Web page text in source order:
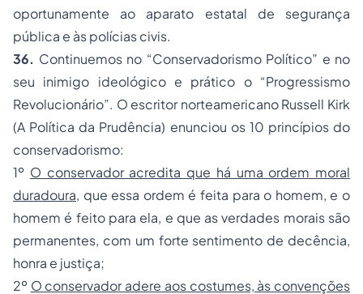
oportunamente ao aparato estatal de segurança
pública e às polícias civis.
36. Continuemos no “Conservadorismo Político” e no
seu inimigo ideológico e prático o “Progressismo
Revolucionário”. O escritor norteamericano Russell Kirk
(A Política da Prudência) enunciou os 10 princípios do
conservadorismo:
1º O conservador acredita que há uma ordem moral
duradoura, que essa ordem é feita para o homem, e o
homem é feito para ela, e que as verdades morais são
permanentes, com um forte sentimento de decência,
honra e justiça;
2º O conservador adere aos costumes, às convenções